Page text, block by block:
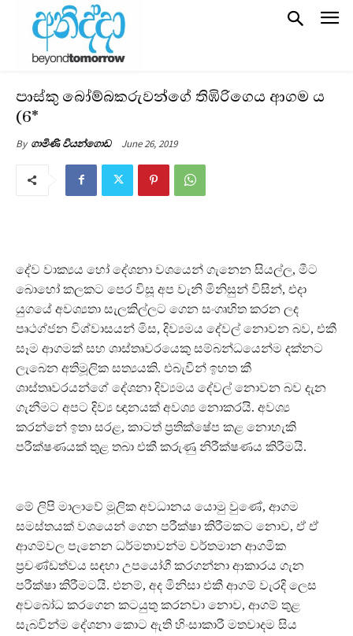
පාස්කු බෝම්බකරුවන්ගේ තිඹිරිගෙය ආගම ය
(6*
By ගාමිණි වියන්ගොඩ June 26, 2019
දේව වාක්‍යය හෝ දේශනා වශයෙන් ගැනෙන සියල්ල, මීට
බොහෝ කලකට පෙර විසූ අප වැනි මිනිසුන් විසින්, එදා
යුගයේ අවශ්‍යතා සැලකිල්ලට ගෙන සංගෘහිත කරන ලද
පෘථග්ජන විශ්වාසයන් මිස, දිව්‍යමය දේවල් නොවන බව, එකී
සෑම ආගමක් සහ ශාස්තෘවරයෙකු සම්බන්ධයෙන්ම දක්නට
ලැබෙන අතිමූලික සත්‍යයකි. එබැවින් ඉහත කී
ශාස්තෘවරයන්ගේ දේශනා දිව්‍යමය දේවල් නොවන බව දැන
ගැනීමට අපට දිව්‍ය ඥානයක් අවශ්‍ය නොකරයි. අවශ්‍ය
කරන්නේ ඉතා සරළ, කාටත් ප‍්‍රතික්ෂේප කළ නොහැකි
පරීක්ෂණයක් තුළ තබා එකී කරුණු නිරීක්ෂණය කිරීමයි.
මේ ලිපි මාලාවේ මූලික අවධානය යොමු වුණේ, ආගම
සමස්තයක් වශයෙන් ගෙන පරීක්ෂා කිරීමකට නොව, ඒ ඒ
ආගම්වල පැනෙන ධර්මතාවන්ම වර්තමාන ආගමික
ප‍්‍රචණ්ඩත්වය සඳහා උපයෝගී කරගන්නා ආකාරය ගැන
පරීක්ෂා කිරීමටයි. එනම්, අද මිනිසා එකී ආගම් වැරදි ලෙස
අවබෝධ කරගෙන කටයුතු කරනවා නොව, ආගම් තුළ
සැබවින්ම දේශනා කොට ඇති හිංසාකාරී මතවාදම සිය